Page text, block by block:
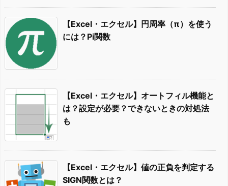
【Excel・エクセル】円周率（π）を使う
には？Pi関数
【Excel・エクセル】オートフィル機能と
は？設定が必要？できないときの対処法
も
【Excel・エクセル】値の正負を判定する
SIGN関数とは？